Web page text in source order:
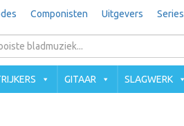
Componisten Uitgevers Series
GITAAR SLAGWERK